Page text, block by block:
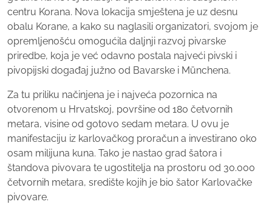
centru Korana. Nova lokacija smještena je uz desnu
obalu Korane, a kako su naglasili organizatori, svojom je
opremljenošću omogućila daljnji razvoj pivarske
priredbe, koja je već odavno postala najveći pivski i
pivopijski događaj južno od Bavarske i Münchena.
Za tu priliku načinjena je i najveća pozornica na
otvorenom u Hrvatskoj, površine od 180 četvornih
metara, visine od gotovo sedam metara. U ovu je
manifestaciju iz karlovačkog proračun a investirano oko
osam milijuna kuna. Tako je nastao grad šatora i
štandova pivovara te ugostitelja na prostoru od 30.000
četvornih metara, središte kojih je bio šator Karlovačke
pivovare.